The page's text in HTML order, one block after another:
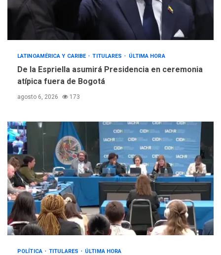
LATINOAMÉRICA Y CARIBE TITULARES ÚLTIMA HORA
De la Espriella asumirá Presidencia en ceremonia
atípica fuera de Bogotá
agosto 6, 2026 173
POLÍTICA TITULARES ÚLTIMA HORA